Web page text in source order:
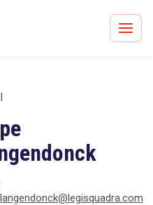
& Bruxelles
depuis 30 ans